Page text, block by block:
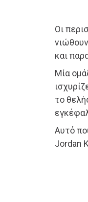
Οι
και
Μία
το
Αυτό
Jordan